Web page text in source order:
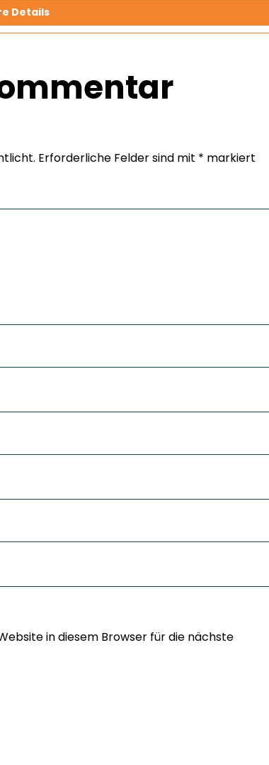
Details
Erforderliche Felder sind mit * markiert
in diesem Browser für die nächste